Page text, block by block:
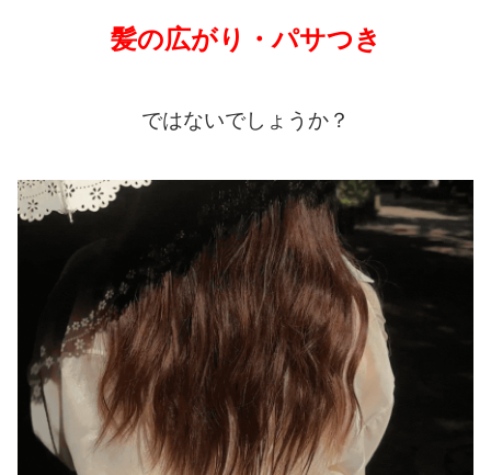
髪の広がり・パサつき
ではないでしょうか？